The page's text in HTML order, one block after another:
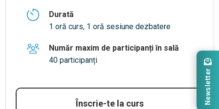
Durată
1 oră curs, 1 oră sesiune dezbatere
Număr maxim de participanți în sală
40 participanți
Înscrie-te la curs Newsletter